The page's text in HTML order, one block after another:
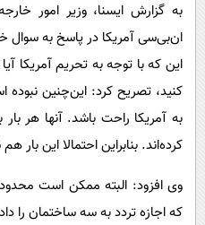
سیاست
به گزارش ایسنا، وزیر امور
ان‌بی‌سی آمریکا در پاسخ به سوال
این که با توجه به تحریم آمریکا
کنید، تصریح کرد: این‌چنین
به آمریکا راحت باشد. آنها هر
کرده‌اند. بنابراین احتمالا این بار
وی افزود: البته ممکن است
که اجازه تردد به سه ساختمان را